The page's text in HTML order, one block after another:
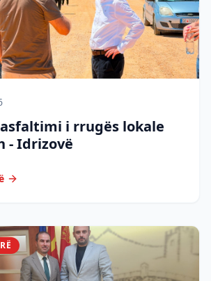
i rrugës lokale
- Idrizovë